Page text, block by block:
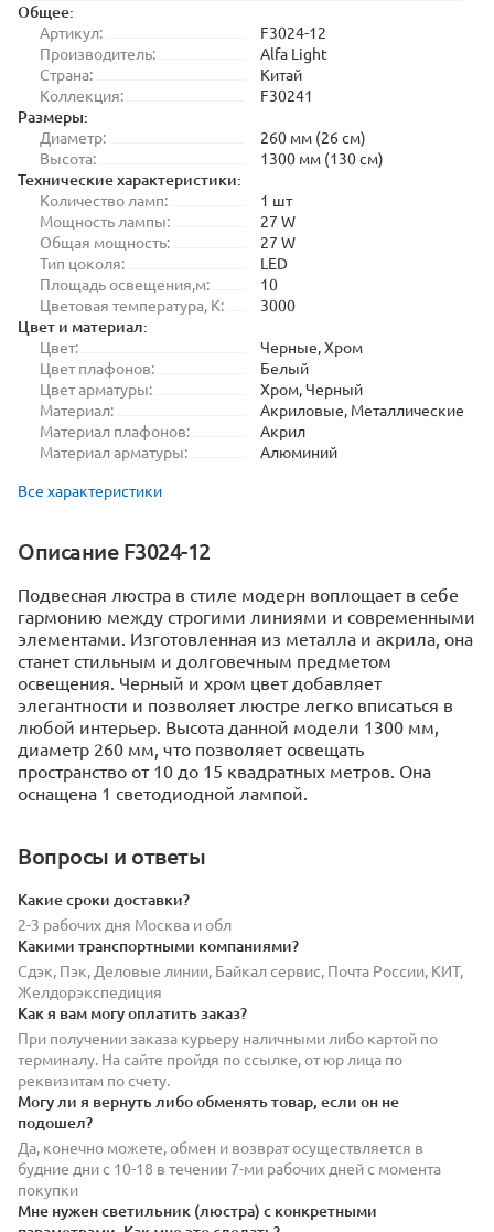
Общее:
Артикул:
F3024-12
Производитель:
Alfa Light
Страна:
Китай
Коллекция:
F30241
Размеры:
Диаметр:
260 мм (26 см)
Высота:
1300 мм (130 см)
Технические характеристики:
Количество ламп:
1 шт
Мощность лампы:
27 W
Общая мощность:
27 W
Тип цоколя:
LED
Площадь освещения,м:
10
Цветовая температура, K:
3000
Цвет и материал:
Цвет:
Черные, Хром
Цвет плафонов:
Белый
Цвет арматуры:
Хром, Черный
Материал:
Акриловые, Металлические
Материал плафонов:
Акрил
Материал арматуры:
Алюминий
Все характеристики
Описание F3024-12
Подвесная люстра в стиле модерн воплощает в себе
гармонию между строгими линиями и современными
элементами. Изготовленная из металла и акрила, она
станет стильным и долговечным предметом
освещения. Черный и хром цвет добавляет
элегантности и позволяет люстре легко вписаться в
любой интерьер. Высота данной модели 1300 мм,
диаметр 260 мм, что позволяет освещать
пространство от 10 до 15 квадратных метров. Она
оснащена 1 светодиодной лампой.
Вопросы и ответы
Какие сроки доставки?
2-3 рабочих дня Москва и обл
Какими транспортными компаниями?
Сдэк, Пэк, Деловые линии, Байкал сервис, Почта России, КИТ,
Желдорэкспедиция
Как я вам могу оплатить заказ?
При получении заказа курьеру наличными либо картой по
терминалу. На сайте пройдя по ссылке, от юр лица по
реквизитам по счету.
Могу ли я вернуть либо обменять товар, если он не
подошел?
Да, конечно можете, обмен и возврат осуществляется в
будние дни с 10-18 в течении 7-ми рабочих дней с момента
покупки
Мне нужен светильник (люстра) с конкретными